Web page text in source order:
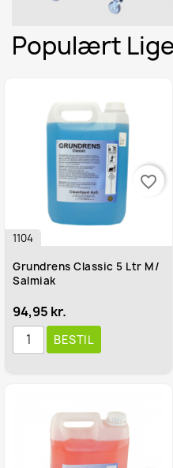
Populært
1104
Grundrens Classic 5 Ltr M/
Salmiak
94,95 kr.
BESTIL
favorite_border